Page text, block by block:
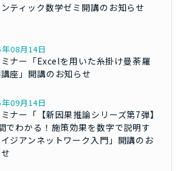
ティック数学ゼミ開講のお知らせ
08月14日
ナー「Excelを用いた糸掛け曼荼羅
座」開講のお知らせ
09月14日
ナー「【新因果推論シリーズ第7弾】
でわかる！施策効果を数字で説明す
ジアンネットワーク入門」開講のお